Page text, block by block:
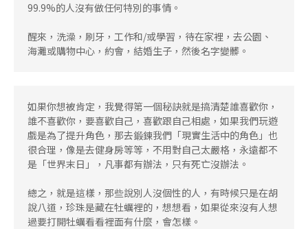
99.9%的人沒有做任何特別的事情。
醒來，洗澡，刷牙，工作和/或學習，待在家裡，去公園、
海灘或購物中心，約會，結婚生子，然後名字變髒。
如果你想被肯定，我覺得第一個秘訣就是搞清楚誰喜歡你，
誰不喜歡你，要喜歡自己，喜歡跟自己相處，如果我們玩遊
戲是為了提升角色，那去鍛鍊我們「現實生活中的角色」也
很合理，像是去健身房等等，不用對自己太嚴格，永遠都不
是「世界末日」，凡事都有辦法，只有死亡沒辦法。
總之，就是這樣，那些說別人沒個性的人，有時候只是在胡
說八道，珍珠是藏在牡蠣裡的，想想看，如果從來沒有人想
過要打開牡蠣看看裡面有什麼，會怎樣。